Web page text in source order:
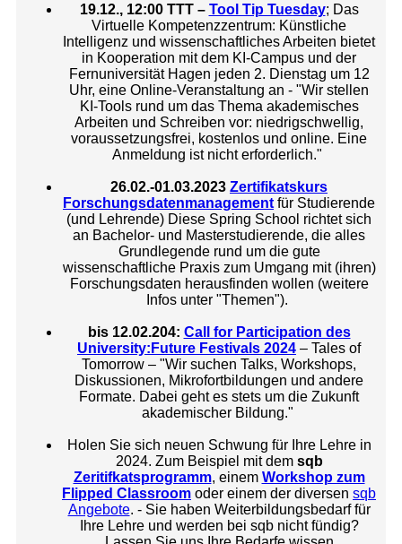
19.12., 12:00 TTT – Tool Tip Tuesday; Das
Virtuelle Kompetenzzentrum: Künstliche
Intelligenz und wissenschaftliches Arbeiten bietet
in Kooperation mit dem KI-Campus und der
Fernuniversität Hagen jeden 2. Dienstag um 12
Uhr, eine Online-Veranstaltung an - "Wir stellen
KI-Tools rund um das Thema akademisches
Arbeiten und Schreiben vor: niedrigschwellig,
voraussetzungsfrei, kostenlos und online. Eine
Anmeldung ist nicht erforderlich."
26.02.-01.03.2023 Zertifikatskurs
Forschungsdatenmanagement für Studierende
(und Lehrende) Diese Spring School richtet sich
an Bachelor- und Masterstudierende, die alles
Grundlegende rund um die gute
wissenschaftliche Praxis zum Umgang mit (ihren)
Forschungsdaten herausfinden wollen (weitere
Infos unter "Themen").
bis 12.02.204: Call for Participation des
University:Future Festivals 2024 – Tales of
Tomorrow – "Wir suchen Talks, Workshops,
Diskussionen, Mikrofortbildungen und andere
Formate. Dabei geht es stets um die Zukunft
akademischer Bildung."
Holen Sie sich neuen Schwung für Ihre Lehre in
2024. Zum Beispiel mit dem sqb
Zeritifkatsprogramm, einem Workshop zum
Flipped Classroom oder einem der diversen sqb
Angebote. - Sie haben Weiterbildungsbedarf für
Ihre Lehre und werden bei sqb nicht fündig?